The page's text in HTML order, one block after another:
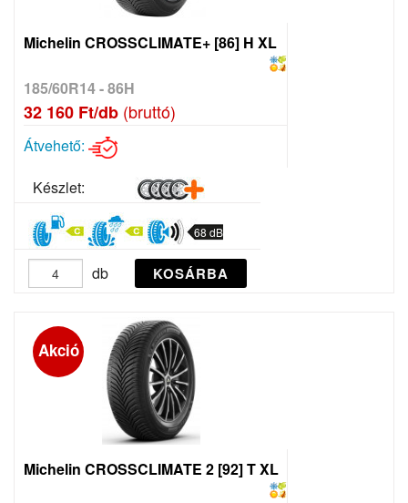
Michelin CROSSCLIMATE+ [86] H XL
185/60R14 - 86H
32 160 Ft/db (bruttó)
Átvehető:
Készlet:
68 dB
db KOSÁRBA
Akció
Michelin CROSSCLIMATE 2 [92] T XL